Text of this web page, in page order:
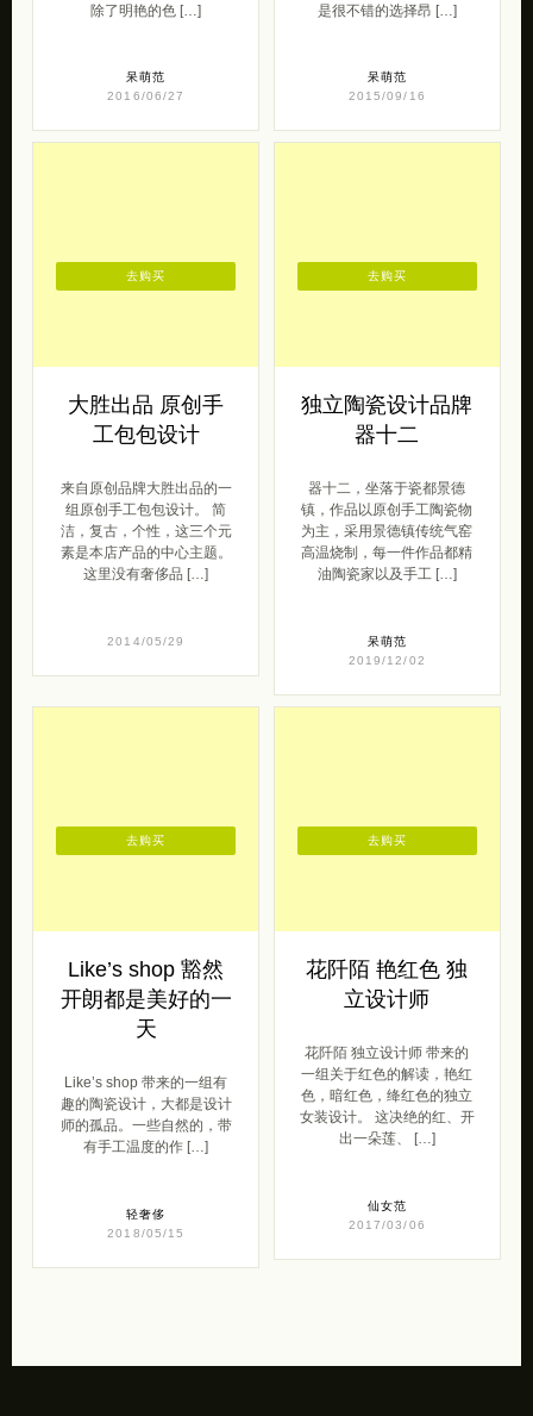
除了明艳的色 […]
呆萌范
2016/06/27
是很不错的选择昂 […]
呆萌范
2015/09/16
大胜出品 原创手
工包包设计
来自原创品牌大胜出品的一
组原创手工包包设计。 简
洁，复古，个性，这三个元
素是本店产品的中心主题。
这里没有奢侈品 […]
2014/05/29
去购买
独立陶瓷设计品牌
器十二
器十二，坐落于瓷都景德
镇，作品以原创手工陶瓷物
为主，采用景德镇传统气窑
高温烧制，每一件作品都精
油陶瓷家以及手工 […]
呆萌范
2019/12/02
去购买
Like’s shop 豁然
开朗都是美好的一
天
Like’s shop 带来的一组有
趣的陶瓷设计，大都是设计
师的孤品。一些自然的，带
有手工温度的作 […]
轻奢侈
2018/05/15
去购买
花阡陌 艳红色 独
立设计师
花阡陌 独立设计师 带来的
一组关于红色的解读，艳红
色，暗红色，绛红色的独立
女装设计。 这决绝的红、开
出一朵莲、 […]
仙女范
2017/03/06
去购买